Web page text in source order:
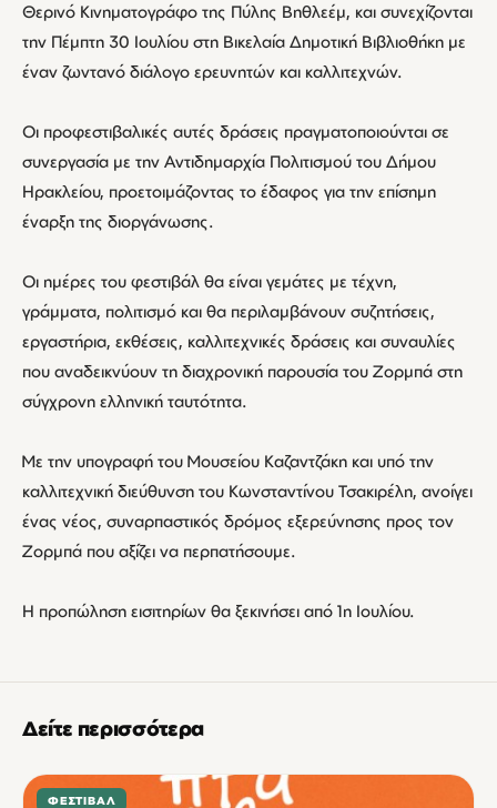
Θερινό Κινηματογράφο της Πύλης Βηθλεέμ, και συνεχίζονται
την Πέμπτη 30 Ιουλίου στη Βικελαία Δημοτική Βιβλιοθήκη με
έναν ζωντανό διάλογο ερευνητών και καλλιτεχνών.
Οι προφεστιβαλικές αυτές δράσεις πραγματοποιούνται σε
συνεργασία με την Αντιδημαρχία Πολιτισμού του Δήμου
Ηρακλείου, προετοιμάζοντας το έδαφος για την επίσημη
έναρξη της διοργάνωσης.
Οι ημέρες του φεστιβάλ θα είναι γεμάτες με τέχνη,
γράμματα, πολιτισμό και θα περιλαμβάνουν συζητήσεις,
εργαστήρια, εκθέσεις, καλλιτεχνικές δράσεις και συναυλίες
που αναδεικνύουν τη διαχρονική παρουσία του Ζορμπά στη
σύγχρονη ελληνική ταυτότητα.
Με την υπογραφή του Μουσείου Καζαντζάκη και υπό την
καλλιτεχνική διεύθυνση του Κωνσταντίνου Τσακιρέλη, ανοίγει
ένας νέος, συναρπαστικός δρόμος εξερεύνησης προς τον
Ζορμπά που αξίζει να περπατήσουμε.
Η προπώληση εισιτηρίων θα ξεκινήσει από 1η Ιουλίου.
Δείτε περισσότερα
ΦΕΣΤΙΒΆΛ